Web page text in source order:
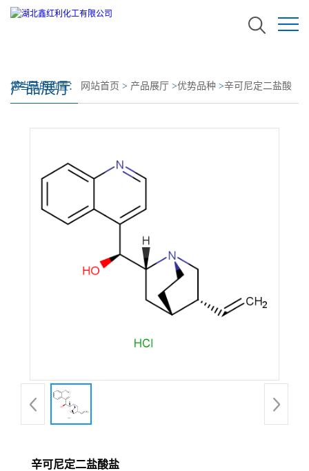
产品展厅
您当前的位置： 网站首页 > 产品展厅 >优势品种 >辛可尼定二盐酸
辛可尼定二盐酸盐